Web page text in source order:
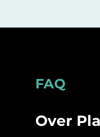
Footer
FAQ
Over